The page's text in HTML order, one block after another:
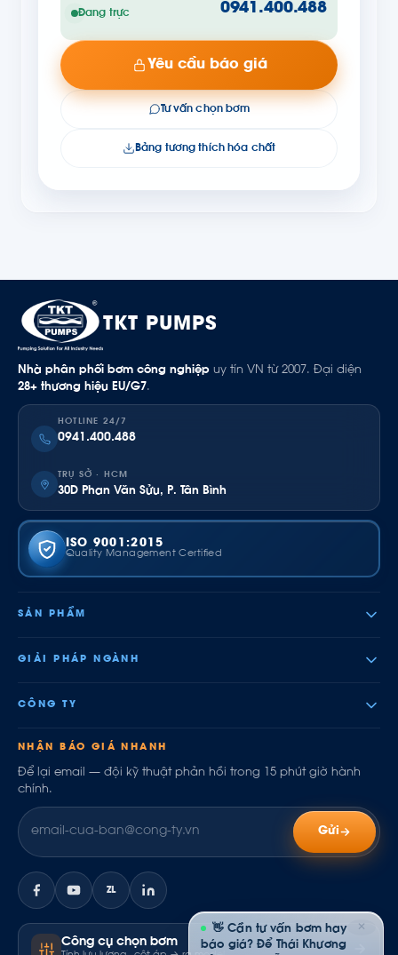
Đang trực 0941.400.488
Yêu cầu báo giá
Tư vấn chọn bơm
Bảng tương thích hóa chất
TKT PUMPS
Nhà phân phối bơm công nghiệp uy tín VN từ 2007. Đại diện
28+ thương hiệu EU/G7.
HOTLINE 24/7
0941.400.488
TRỤ SỞ · HCM
30D Phan Văn Sửu, P. Tân Bình
ISO 9001:2015
Quality Management Certified
SẢN PHẨM
GIẢI PHÁP NGÀNH
CÔNG TY
NHẬN BÁO GIÁ NHANH
Để lại email — đội kỹ thuật phản hồi trong 15 phút giờ hành
chính.
Gửi
ZL
Công cụ chọn bơm
✕
👋 Cần tư vấn bơm hay
báo giá? Để Thái Khương